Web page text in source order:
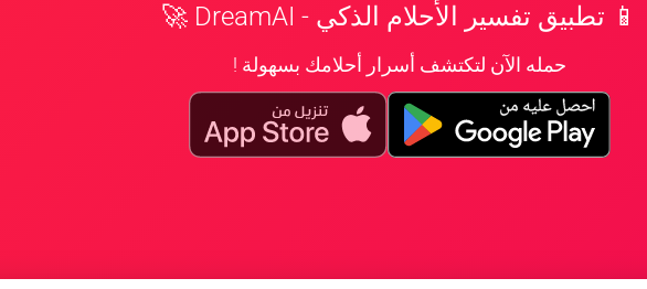
📱 تطبيق تفسير الأحلام الذكي - DreamAI 🚀
حمله الآن لتكتشف أسرار أحلامك بسهولة !